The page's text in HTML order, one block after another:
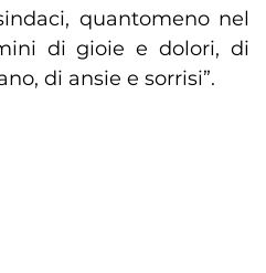
quantomeno nel
di gioie e dolori, di
di ansie e sorrisi”.